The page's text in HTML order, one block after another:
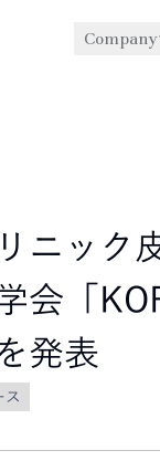
Company
ニック
会「
発表
ス